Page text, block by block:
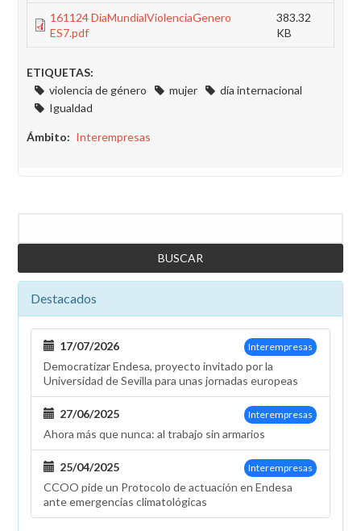
161124 DiaMundialViolenciaGenero
ES7.pdf
383.32
KB
ETIQUETAS:
violencia de género
mujer
día internacional
Igualdad
Ámbito Interempresas
Destacados
Interempresas
17/07/2026
Democratizar Endesa, proyecto invitado por la
Universidad de Sevilla para unas jornadas europeas
Interempresas
27/06/2025
Ahora más que nunca: al trabajo sin armarios
Interempresas
25/04/2025
CCOO pide un Protocolo de actuación en Endesa
ante emergencias climatológicas